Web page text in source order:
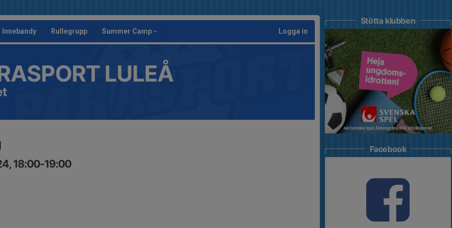
Innebandy Rullegrupp Summer Camp Logga in
LULEÅ
18:00-19:00
Stötta klubben
Facebook